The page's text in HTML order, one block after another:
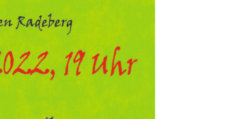
Gärtnerei
Feste und Veranstaltungen